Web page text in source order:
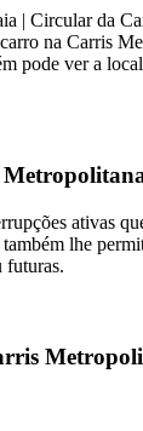
| Circular da
na Carris
pode ver a
ativas
também lhe
futuras.